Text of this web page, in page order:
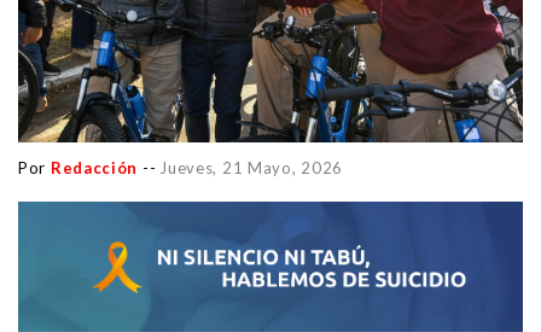
Por Redacción -- Jueves, 21 Mayo, 2026